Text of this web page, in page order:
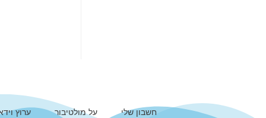
חשבון שלי על מולטיבור ערוץ